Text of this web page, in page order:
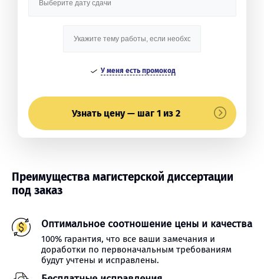
У меня есть промокод
Узнать цену — шаг 1 из 2
Преимущества магистерской диссертации
под заказ
Оптимальное соотношение цены и качества
100% гарантия, что все ваши замечания и
доработки по первоначальным требованиям
будут учтены и исправлены.